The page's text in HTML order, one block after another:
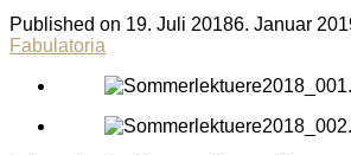
Published on 19. Juli 20186. Januar
Fabulatoria